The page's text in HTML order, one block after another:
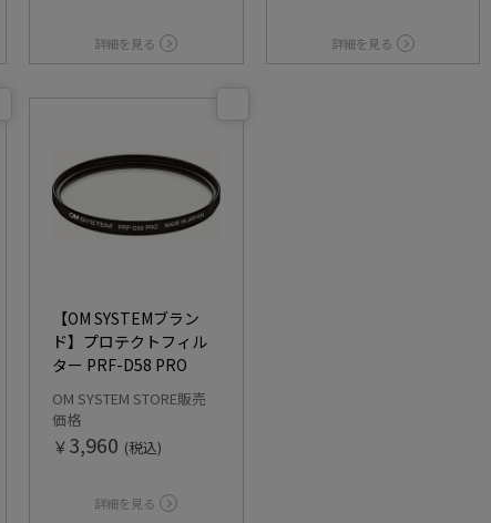
詳細を見る 詳細を見る
【OM SYSTEMブラン
ド】プロテクトフィル
ター PRF-D58 PRO
OM SYSTEM STORE販売
価格
￥3,960 (税込)
詳細を見る